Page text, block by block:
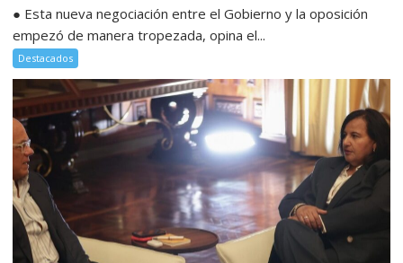
● Esta nueva negociación entre el Gobierno y la oposición
empezó de manera tropezada, opina el...
Destacados